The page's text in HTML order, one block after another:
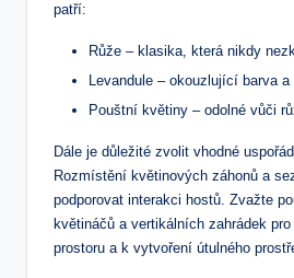
patří:
Růže – klasika, která nikdy
Levandule – okouzlující barva a
Pouštní květiny – odolné vůči
Dále je důležité zvolit vhodné
Rozmístění květinových záhonů a
podporovat interakci hostů. Zvažte
květináčů a vertikálních zahrádek
prostoru a k vytvoření útulného